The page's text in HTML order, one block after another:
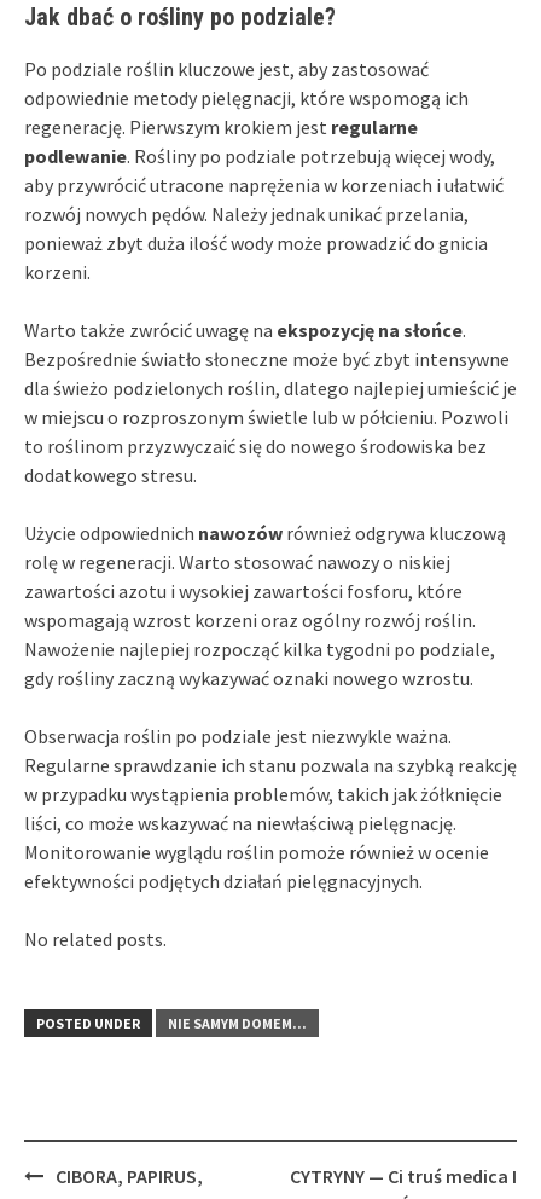
Jak dbać o rośliny po podziale?
Po podziale roślin kluczowe jest, aby zastosować
odpowiednie metody pielęgnacji, które wspomogą ich
regenerację. Pierwszym krokiem jest regularne
podlewanie. Rośliny po podziale potrzebują więcej wody,
aby przywrócić utracone naprężenia w korzeniach i ułatwić
rozwój nowych pędów. Należy jednak unikać przelania,
ponieważ zbyt duża ilość wody może prowadzić do gnicia
korzeni.
Warto także zwrócić uwagę na ekspozycję na słońce.
Bezpośrednie światło słoneczne może być zbyt intensywne
dla świeżo podzielonych roślin, dlatego najlepiej umieścić je
w miejscu o rozproszonym świetle lub w półcieniu. Pozwoli
to roślinom przyzwyczaić się do nowego środowiska bez
dodatkowego stresu.
Użycie odpowiednich nawozów również odgrywa kluczową
rolę w regeneracji. Warto stosować nawozy o niskiej
zawartości azotu i wysokiej zawartości fosforu, które
wspomagają wzrost korzeni oraz ogólny rozwój roślin.
Nawożenie najlepiej rozpocząć kilka tygodni po podziale,
gdy rośliny zaczną wykazywać oznaki nowego wzrostu.
Obserwacja roślin po podziale jest niezwykle ważna.
Regularne sprawdzanie ich stanu pozwala na szybką reakcję
w przypadku wystąpienia problemów, takich jak żółknięcie
liści, co może wskazywać na niewłaściwą pielęgnację.
Monitorowanie wyglądu roślin pomoże również w ocenie
efektywności podjętych działań pielęgnacyjnych.
No related posts.
POSTED UNDER NIE SAMYM DOMEM...
PostCIBORA, PAPIRUS,
CYTRYNY — Ci truś medica I